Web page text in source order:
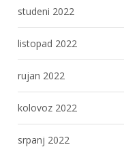
studeni 2022
listopad 2022
rujan 2022
kolovoz 2022
srpanj 2022